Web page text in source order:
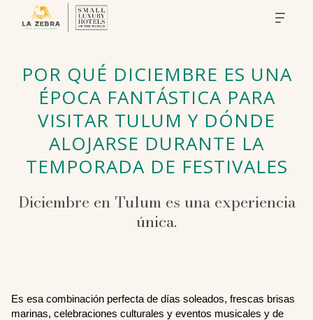
POR QUÉ DICIEMBRE ES UNA
ÉPOCA FANTÁSTICA PARA
VISITAR TULUM Y DÓNDE
ALOJARSE DURANTE LA
TEMPORADA DE FESTIVALES
Diciembre en Tulum es una experiencia
única.
Es esa combinación perfecta de días soleados, frescas brisas
marinas, celebraciones culturales y eventos musicales y de